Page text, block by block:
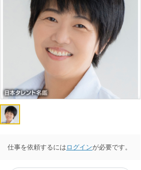
仕事を依頼するには ログインが必要です。